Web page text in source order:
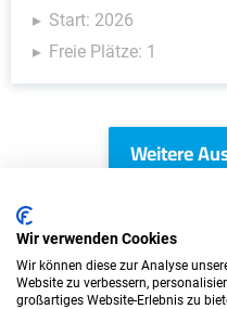
Start: 2026
Freie Plätze: 1
Weitere
IT/
Wir verwenden Cookies
Wir können diese zur Analyse
Website zu verbessern,
großartiges Website-Erlebnis zu